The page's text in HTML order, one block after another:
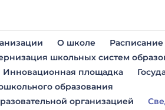
О школе Расписание
школьных систем
Инновационная площадка
образования
организацией